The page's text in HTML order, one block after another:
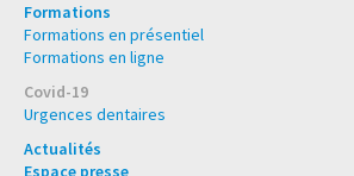
Formations
Formations en présentiel
Formations en ligne
Covid-19
Urgences dentaires
Actualités
Espace presse